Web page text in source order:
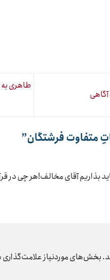
طاهری
”
بذاریم آقای مخالف!هر چی در
بخش‌های موردنیاز علامت‌گذاری